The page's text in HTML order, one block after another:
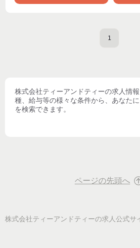
1
株式会社ティーアンドティーの求人情
種、給与等の様々な条件から、あなた
を検索できます。
ページの先頭へ
株式会社ティーアンドティーの求人公式サ